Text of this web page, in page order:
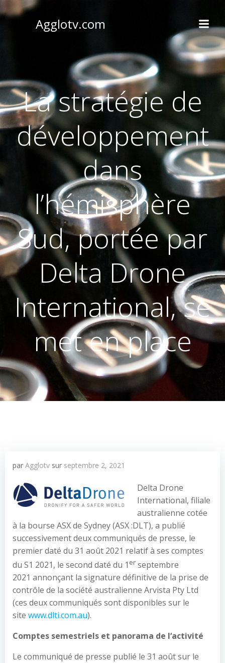
Agglotv.com
La stratégie de
développement
dans
l’hémisphère
Sud, portée par
Delta Drone
International, se
met en place
par Agglotv sur septembre 2, 2021
Delta Drone
International, filiale
australienne cotée
à la bourse ASX de Sydney (ASX :DLT), a publié
successivement deux communiqués de presse, le
premier daté du 31 août 2021 relatif à ses comptes
du S1 2021, le second daté du 1 er septembre
2021 annonçant la signature définitive de la prise de
contrôle de la société australienne Arvista Pty Ltd
(ces deux communiqués sont disponibles sur le
site www.dlti.com.au).
Comptes semestriels et panorama de l‘activité
Le communiqué de presse publié le 31 août sur le